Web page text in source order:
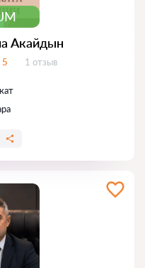
Акайдын
5 Отзывов:
1 отзыв